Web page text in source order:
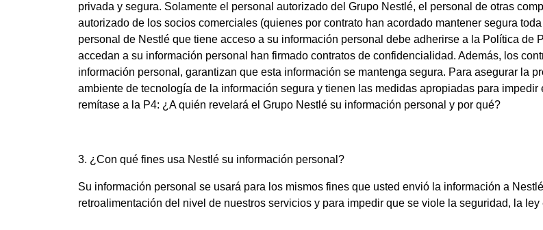
privada y segura. Solamente el personal autorizado del Grupo Nestlé, el personal de otras
autorizado de los socios comerciales (quienes por contrato han acordado mantener segura
personal de Nestlé que tiene acceso a su información personal debe adherirse a la Política
accedan a su información personal han firmado contratos de confidencialidad. Además, los
información personal, garantizan que esta información se mantenga segura. Para asegurar la
ambiente de tecnología de la información segura y tienen las medidas apropiadas para
remítase a la P4: ¿A quién revelará el Grupo Nestlé su información personal y por qué?
3. ¿Con qué fines usa Nestlé su información personal?
Su información personal se usará para los mismos fines que usted envió la información a
retroalimentación del nivel de nuestros servicios y para impedir que se viole la seguridad, la